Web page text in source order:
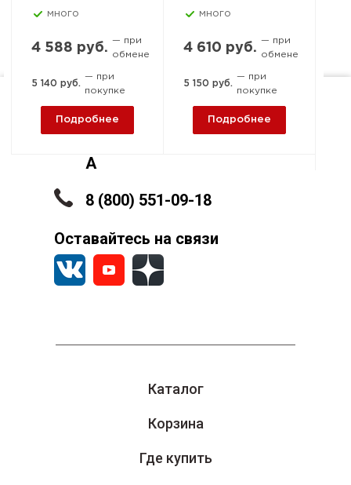
много
4 588 руб.
— при
обмене
5 140 руб.
— при
покупке
Подробнее
много
4 610 руб.
— при
обмене
5 150 руб.
— при
покупке
Подробнее
Каталог
Корзина
Где купить
Ростов-на-Дону, пер. 1-й
Машиностроительный, 15-
А
8 (800) 551-09-18
Оставайтесь на связи